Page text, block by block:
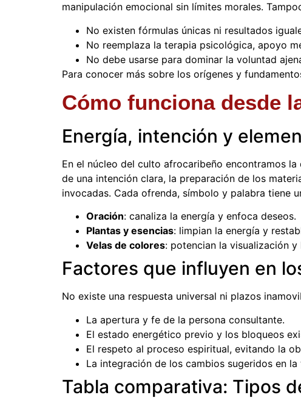
manipulación emocional sin límites morales.
No existen fórmulas únicas ni resultados
No reemplaza la terapia psicológica, apoyo
No debe usarse para dominar la voluntad
Para conocer más sobre los orígenes y
Cómo funciona desde
Energía, intención y
En el núcleo del culto afrocaribeño encontramos
de una intención clara, la preparación de los
invocadas. Cada ofrenda, símbolo y palabra tiene
Oración: canaliza la energía y enfoca deseos.
Plantas y esencias: limpian la energía y
Velas de colores: potencian la visualización y
Factores que influyen en
No existe una respuesta universal ni plazos
La apertura y fe de la persona consultante.
El estado energético previo y los bloqueos
El respeto al proceso espiritual, evitando la
La integración de los cambios sugeridos en la
Tabla comparativa: Tipos